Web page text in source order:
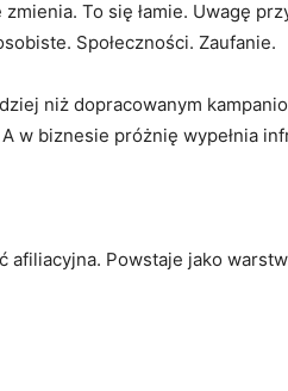
To się łamie. Uwagę
Społeczności. Zaufanie.
niż dopracowanym
w biznesie próżnię wypełnia
afiliacyjna. Powstaje jako